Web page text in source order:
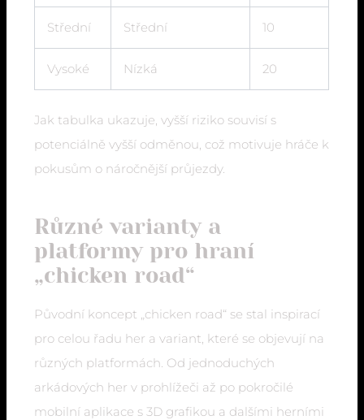
Střední Střední 10
Vysoké Nízká 20
Jak tabulka ukazuje, vyšší riziko souvisí s
potenciálně vyšší odměnou, což motivuje hráče k
pokusům o náročnější průjezdy.
Různé varianty a
platformy pro hraní
„chicken road“
Původní koncept „chicken road“ se stal inspirací
pro celou řadu her a variant, které se objevují na
různých platformách. Od jednoduchých
arkádových her v prohlížeči až po pokročilé
mobilní aplikace s 3D grafikou a dalšími herními